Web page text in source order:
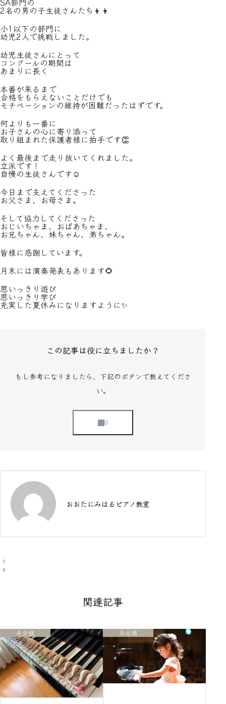
2名の男の子生徒さんたち👦👦
小1以下の部門に
幼児2人で挑戦しました。
幼児生徒さんにとって
コンクールの期間は
あまりに長く
本番が来るまで
合格をもらえないことだけでも
モチベーションの維持が困難だったはずです。
何よりも一番に
お子さんの心に寄り添って
取り組まれた保護者様に拍手です👏
よく最後まで走り抜いてくれました。
立派です！
自慢の生徒さんです☺️
今日まで支えてくださった
お父さま、お母さま。
そして協力してくださった
おじいちゃま、おばあちゃま、
お兄ちゃん、妹ちゃん、弟ちゃん。
皆様に感謝しています。
月末には演奏発表もあります🌻
思いっきり遊び
思いっきり学び
充実した夏休みになりますように✨
この記事は役に立ちましたか？
もし参考になりましたら、下記のボタンで教えてくださ
い。
おおたにみはるピアノ教室
投
稿
関連記事
未分類 未分類